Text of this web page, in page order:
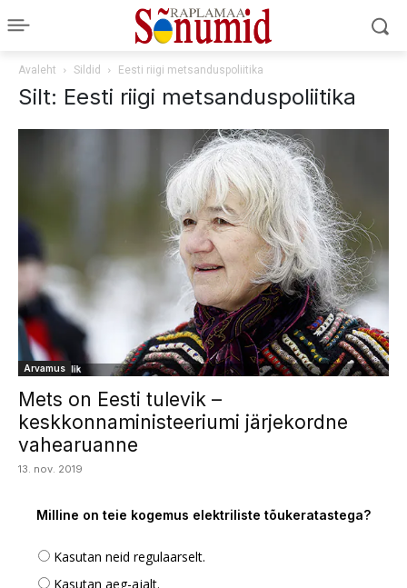
Avaleht Sildid Eesti riigi metsanduspoliitika
Silt: Eesti riigi metsanduspoliitika
Arvamus
Mets on Eesti tulevik –
keskkonnaministeeriumi järjekordne
vahearuanne
13. nov. 2019
Milline on teie kogemus elektriliste tõukeratastega?
Kasutan neid regulaarselt.
Kasutan aeg-ajalt.